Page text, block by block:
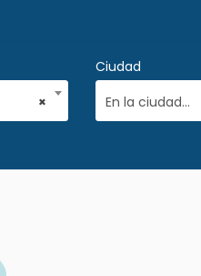
×
Ciudad
En la ciudad...